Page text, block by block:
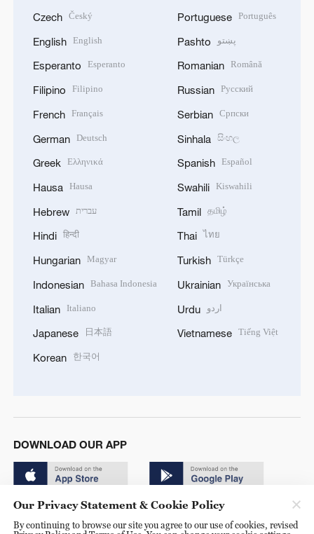
Czech Český
English English
Esperanto Esperanto
Filipino Filipino
French Français
German Deutsch
Greek Ελληνικά
Hausa Hausa
Hebrew עברית
Hindi हिन्दी
Hungarian Magyar
Indonesian Bahasa Indonesia
Italian Italiano
Japanese 日本語
Korean 한국어
Portuguese Português
Pashto پښتو
Romanian Română
Russian Русский
Serbian Српски
Sinhala සිංහල
Spanish Español
Swahili Kiswahili
Tamil தமிழ்
Thai ไทย
Turkish Türkçe
Ukrainian Українська
Urdu اردو
Vietnamese Tiếng Việt
DOWNLOAD OUR APP
Our Privacy Statement & Cookie Policy
By continuing to browse our site you agree to our use of cookies, revised